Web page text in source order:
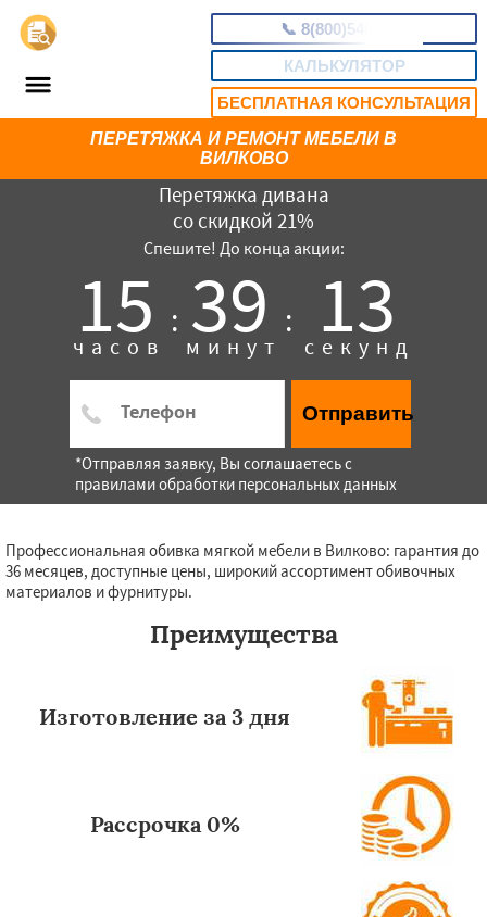
📞 8(800)5403465
КАЛЬКУЛЯТОР
БЕСПЛАТНАЯ КОНСУЛЬТАЦИЯ
Перетяжка дивана
со скидкой 21%
Спешите! До конца акции:
15 :
часов 39 :
минут 12
секунд
Отправить
*Отправляя заявку, Вы соглашаетесь с
правилами обработки персональных данных
ПЕРЕТЯЖКА И РЕМОНТ МЕБЕЛИ В
ВИЛКОВО
Профессиональная обивка мягкой мебели в Вилково: гарантия до
36 месяцев, доступные цены, широкий ассортимент обивочных
материалов и фурнитуры.
Преимущества
Изготовление за 3 дня
Рассрочка 0%